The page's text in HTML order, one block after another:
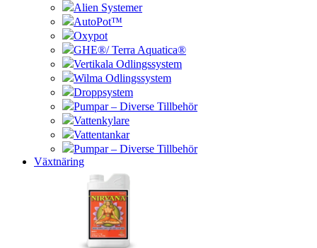
Alien Systemer
AutoPot™
Oxypot
GHE®/ Terra Aquatica®
Vertikala Odlingssystem
Wilma Odlingssystem
Droppsystem
Pumpar – Diverse Tillbehör
Vattenkylare
Vattentankar
Pumpar – Diverse Tillbehör
Växtnäring